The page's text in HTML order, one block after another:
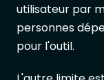
utilisateur par
personnes
pour l'outil.